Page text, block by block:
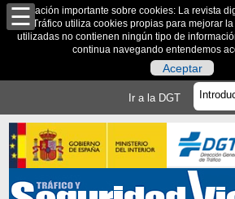
Información importante sobre cookies: La revista
de Tráfico utiliza cookies propias para mejorar
utilizadas no contienen ningún tipo de
continua navegando entendemos
Aceptar
Ir a la DGT